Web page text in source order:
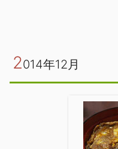
2014年12月